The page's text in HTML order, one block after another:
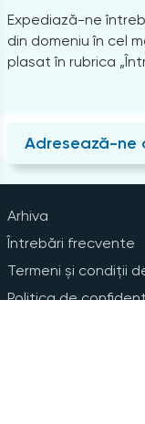
Expediază-ne
din domeniu în cel
plasat în rubrica
Adresează-ne
Arhiva
Întrebări frecvente
Termeni și condiții
Politica de